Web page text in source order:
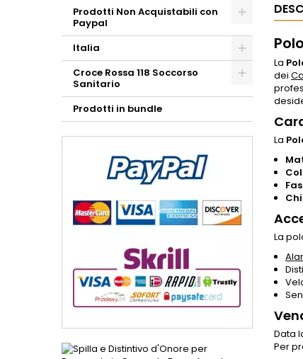
Prodotti Non Acquistabili con
Paypal
Italia
Croce Rossa 118 Soccorso
Sanitario
Prodotti in bundle
La
dei
La
La
Data
Per